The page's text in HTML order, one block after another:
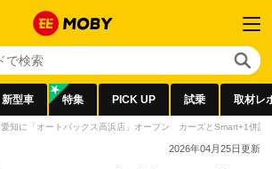
新型車 特集 PICK UP 試乗 取材レ
愛知に「オートバックス高浜店」オープン カーズとSmart+1併設
2026年04月25日更新